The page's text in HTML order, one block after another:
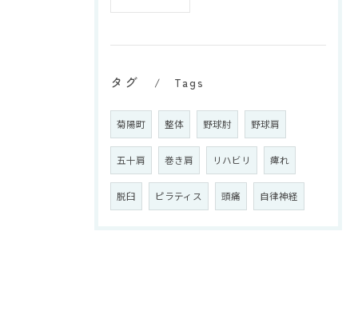
タグ Tags
菊陽町 整体 野球肘 野球肩
五十肩 巻き肩 リハビリ 痺れ
脱臼 ピラティス 頭痛 自律神経